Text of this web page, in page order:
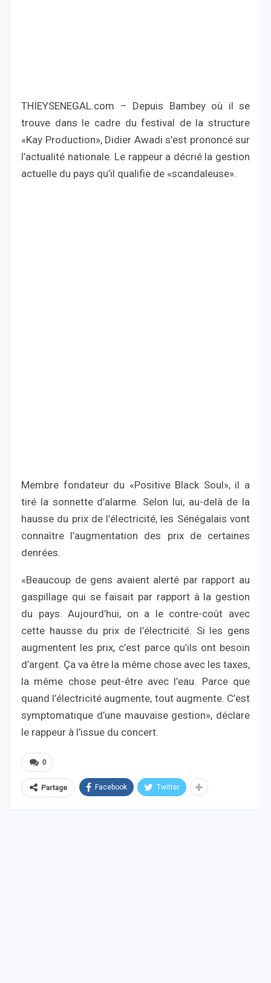
THIEYSENEGAL.com – Depuis Bambey où il se
trouve dans le cadre du festival de la structure
«Kay Production», Didier Awadi s’est prononcé sur
l’actualité nationale. Le rappeur a décrié la gestion
actuelle du pays qu’il qualifie de «scandaleuse».
Membre fondateur du «Positive Black Soul», il a
tiré la sonnette d’alarme. Selon lui, au-delà de la
hausse du prix de l’électricité, les Sénégalais vont
connaître l’augmentation des prix de certaines
denrées.
«Beaucoup de gens avaient alerté par rapport au
gaspillage qui se faisait par rapport à la gestion
du pays. Aujourd’hui, on a le contre-coût avec
cette hausse du prix de l’électricité. Si les gens
augmentent les prix, c’est parce qu’ils ont besoin
d’argent. Ça va être la même chose avec les taxes,
la même chose peut-être avec l’eau. Parce que
quand l’électricité augmente, tout augmente. C’est
symptomatique d’une mauvaise gestion», déclare
le rappeur à l’issue du concert.
0
Partage Facebook Twitter